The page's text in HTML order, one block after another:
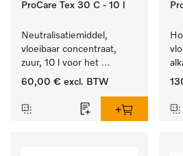
ProCare Tex 30 C - 10 l
Neutralisatiemiddel,
vloeibaar concentraat,
zuur, 10 l voor het
optimaal beschermen van
betrouwbare neutralisatie.
60,00 € excl. BTW